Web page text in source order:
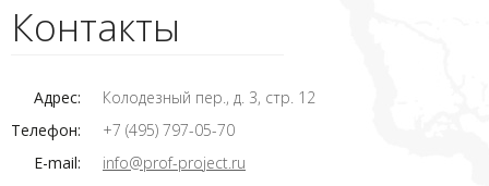
Контакты
Адрес:
Колодезный пер., д. 3, стр. 12
Телефон:
+7 (495) 797-05-70
E-mail:
info@prof-project.ru